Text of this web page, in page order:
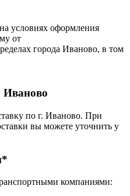
условиях оформления
от
города Иваново, в том
Иваново
по г. Иваново. При
вы можете уточнить у
компаниями: